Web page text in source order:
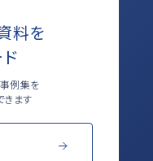
料を
例集を
きます